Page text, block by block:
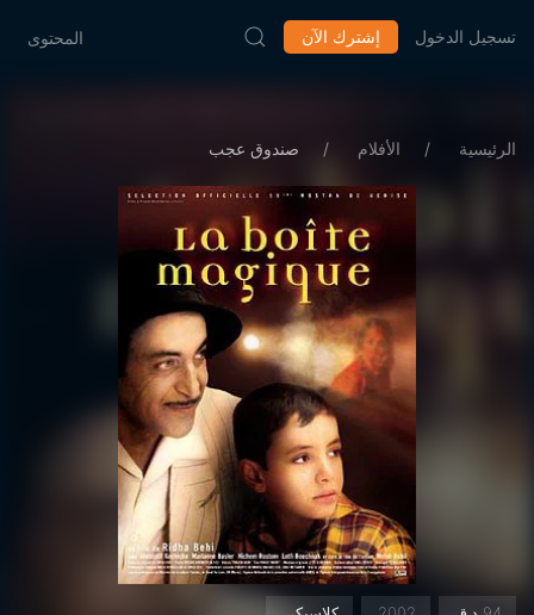
المحتوى إشترك الآن تسجيل الدخول
الرئيسية الأفلام صندوق عجب